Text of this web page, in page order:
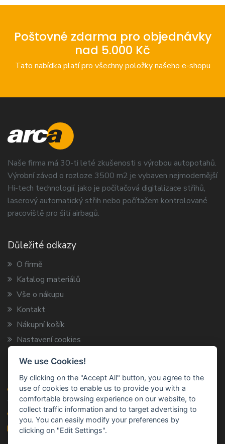
Poštovné zdarma pro objednávky
nad 5.000 Kč
Tato nabídka platí pro všechny položky našeho e-shopu
Naše firma má 30-ti leté zkušenosti s výrobou autopotahů.
Výrobní závod o rozloze 3500 m2 je vybaven nejmodernější
Hi-tech technologií, jako je počítačová digitalizace střihů,
laserový automatický střih nebo počítačem kontrolované
pracoviště pro šití airbagů.
Důležité odkazy
O firmě
Katalog materiálů
Vše o nákupu
Kontakt
Nákupní košík
Nastavení cookies
Kontaktní informace
ARCA TRADE s.r.o.
Vysokov 199, 547 01 Náchod
+420 491 424 787
info@arca-trade.cz
We use Cookies!
By clicking on the "Accept All" button, you agree to the
use of cookies to enable us to provide you with a
comfortable browsing experience on our website, to
collect traffic information and to target advertising to
you. You can easily modify your preferences by
clicking on "Edit Settings".